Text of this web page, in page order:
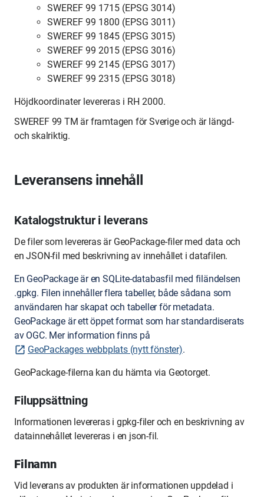
SWEREF 99 1715 (EPSG 3014)
SWEREF 99 1800 (EPSG 3011)
SWEREF 99 1845 (EPSG 3015)
SWEREF 99 2015 (EPSG 3016)
SWEREF 99 2145 (EPSG 3017)
SWEREF 99 2315 (EPSG 3018)
Höjdkoordinater levereras i RH 2000.
SWEREF 99 TM är framtagen för Sverige och är längd-
och skalriktig.
Leveransens innehåll
Katalogstruktur i leverans
De filer som levereras är GeoPackage-filer med data och
en JSON-fil med beskrivning av innehållet i datafilen.
En GeoPackage är en SQLite-databasfil med filändelsen
.gpkg. Filen innehåller flera tabeller, både sådana som
användaren har skapat och tabeller för metadata.
GeoPackage är ett öppet format som har standardiserats
av OGC. Mer information finns på
GeoPackages webbplats (nytt fönster).
GeoPackage-filerna kan du hämta via Geotorget.
Filuppsättning
Informationen levereras i gpkg-filer och en beskrivning av
datainnehållet levereras i en json-fil.
Filnamn
Vid leverans av produkten är informationen uppdelad i